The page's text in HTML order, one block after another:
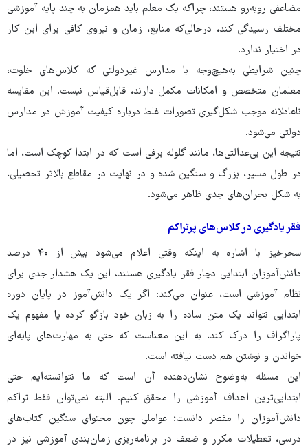
مضاعفی روبه‌رو هستند، چراکه یک معلم باید همزمان به چند پایه آموزشی
مختلف رسیدگی کند، درحالی‌که منابع، زمان و نیروی کافی برای این کار
در اختیار ندارد.
چنین شرایطی به‌هیچ‌وجه با مدارس غیردولتی که کلاس‌های خلوت،
معلمان متخصص و امکانات مکمل دارند، قابل‌قیاس نیست. این مقایسه
ناعادلانه موجب شکل‌گیری تصورات غلط درباره کیفیت آموزش در مدارس
دولتی می‌شود.
نتیجه این بی‌عدالتی‌ها، مانند گلوله برفی است که در ابتدا کوچک است، اما
در طول مسیر، بزرگ و سنگین شده و در نهایت در مقاطع بالاتر تحصیلی،
به شکل بحران‌های جدی ظاهر می‌شود.
فقر یادگیری در کلاس‌های پرتراکم
سحرخیز با اشاره به اینکه وقتی اعلام می‌شود بیش از ۴۰ درصد
دانش‌آموزان ابتدایی دچار فقر یادگیری هستند، این یک هشدار جدی برای
نظام آموزشی است، عنوان می‌کند: اگر یک دانش‌آموز در پایان دوره
ابتدایی نتواند یک متن ساده را به زبان خود بازگو کرده یا مفهوم یک
پاراگراف را درک کند، به این معناست که حتی به مهارت‌های پایه‌ای
خواندن و نوشتن هم دست نیافته است.
این مسئله به‌وضوح نشان‌دهنده آن است که ما نتوانسته‌ایم حتی
ابتدایی‌ترین اهداف آموزشی را محقق کنیم. البته نمی‌توان فقط تراکم
دانش‌آموزان را مقصر دانست؛ عواملی چون محتوای سنگین کتاب‌های
درسی، تعطیلات مکرر و ضعف در برنامه‌ریزی زمان‌بندی آموزشی نیز در